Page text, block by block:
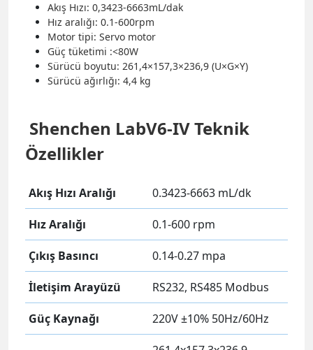
Akış Hızı: 0,3423-6663mL/dak
Hız aralığı: 0.1-600rpm
Motor tipi: Servo motor
Güç tüketimi :<80W
Sürücü boyutu: 261,4×157,3×236,9 (U×G×Y)
Sürücü ağırlığı: 4,4 kg
Shenchen LabV6-IV Teknik
Özellikler
Akış Hızı Aralığı 0.3423-6663 mL/dk
Hız Aralığı 0.1-600 rpm
Çıkış Basıncı 0.14-0.27 mpa
İletişim Arayüzü RS232, RS485 Modbus
Güç Kaynağı 220V±10% 50Hz/60Hz